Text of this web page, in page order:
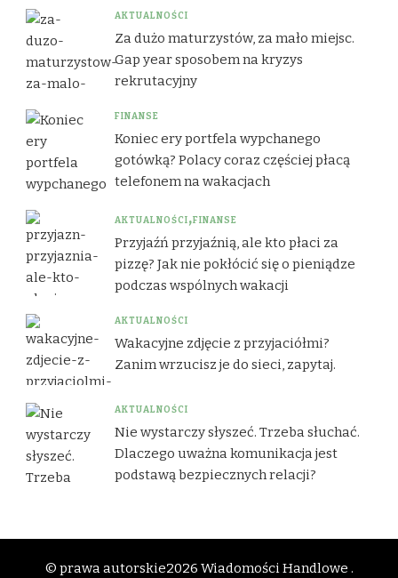
AKTUALNOŚCI
Za dużo maturzystów, za mało miejsc.
Gap year sposobem na kryzys
rekrutacyjny
FINANSE
Koniec ery portfela wypchanego
gotówką? Polacy coraz częściej płacą
telefonem na wakacjach
AKTUALNOŚCI FINANSE
Przyjaźń przyjaźnią, ale kto płaci za
pizzę? Jak nie pokłócić się o pieniądze
podczas wspólnych wakacji
AKTUALNOŚCI
Wakacyjne zdjęcie z przyjaciółmi?
Zanim wrzucisz je do sieci, zapytaj.
AKTUALNOŚCI
Nie wystarczy słyszeć. Trzeba słuchać.
Dlaczego uważna komunikacja jest
podstawą bezpiecznych relacji?
© prawa autorskie2026 Wiadomości Handlowe .